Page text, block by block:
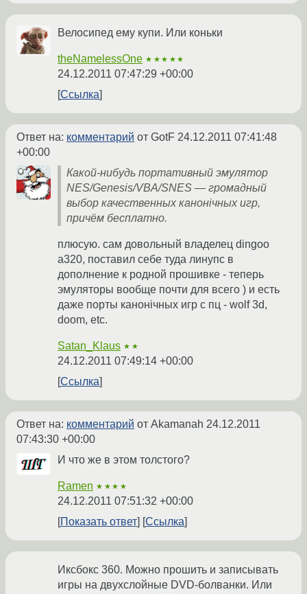
Велосипед ему купи. Или коньки
theNamelessOne ★★★★★
24.12.2011 07:47:29 +00:00
Ссылка
Ответ на: комментарий от GotF 24.12.2011 07:41:48
+00:00
Какой-нибудь портативный эмулятор
NES/Genesis/VBA/SNES — громадный
выбор качественных канонiчных игр,
причём бесплатно.
плюсую. сам довольный владелец dingoo
a320, поставил себе туда линупс в
дополнение к родной прошивке - теперь
эмуляторы вообще почти для всего ) и есть
даже порты канонiчных игр с пц - wolf 3d,
doom, etc.
Satan_Klaus ★★
24.12.2011 07:49:14 +00:00
Ссылка
Ответ на: комментарий от Akamanah 24.12.2011
07:43:30 +00:00
И что же в этом толстого?
Ramen ★★★★
24.12.2011 07:51:32 +00:00
Показать ответ
Ссылка
Иксбокс 360. Можно прошить и записывать
игры на двухслойные DVD-болванки. Или